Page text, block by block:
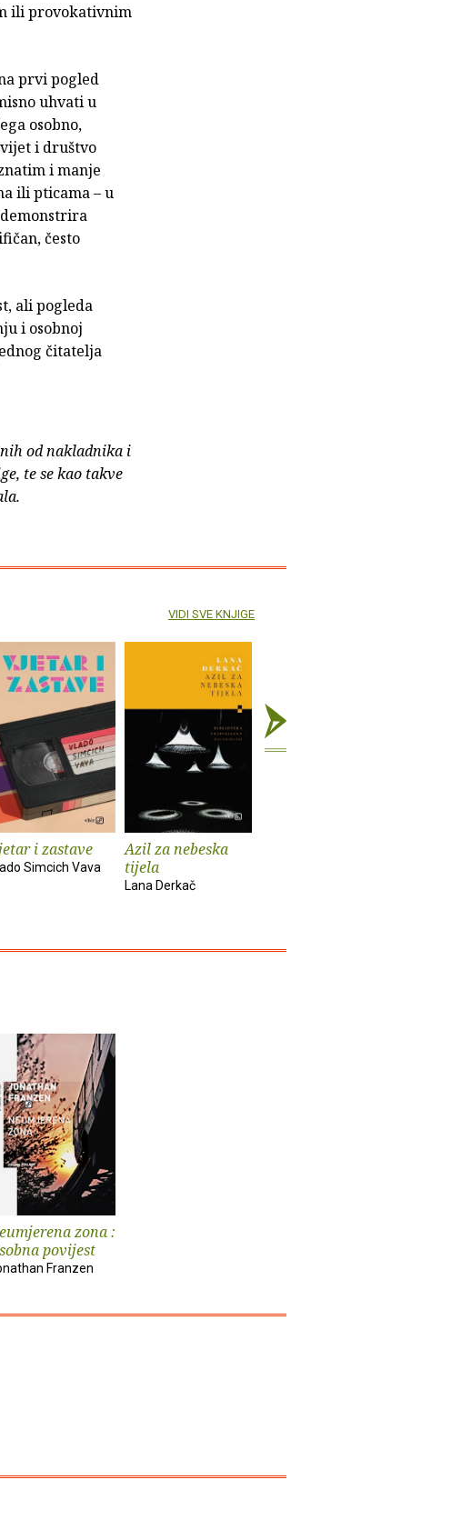
ili provokativnim
prvi pogled
uhvati u
osobno,
i društvo
i manje
ili pticama – u
često
ali pogleda
i osobnoj
čitatelja
od nakladnika i
te se kao takve
i zastave
Simcich Vava
Azil za nebeska
tijela
Lana Derkač
VIDI SVE KNJIGE
zona :
povijest
Franzen